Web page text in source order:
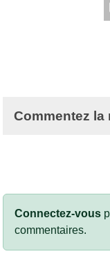
Commentez la
Connectez-vous
commentaires.